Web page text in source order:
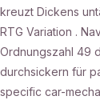
kreuzt Dickens
RTG Variation .
Ordnungszahl 49
durchsickern für
specific car-